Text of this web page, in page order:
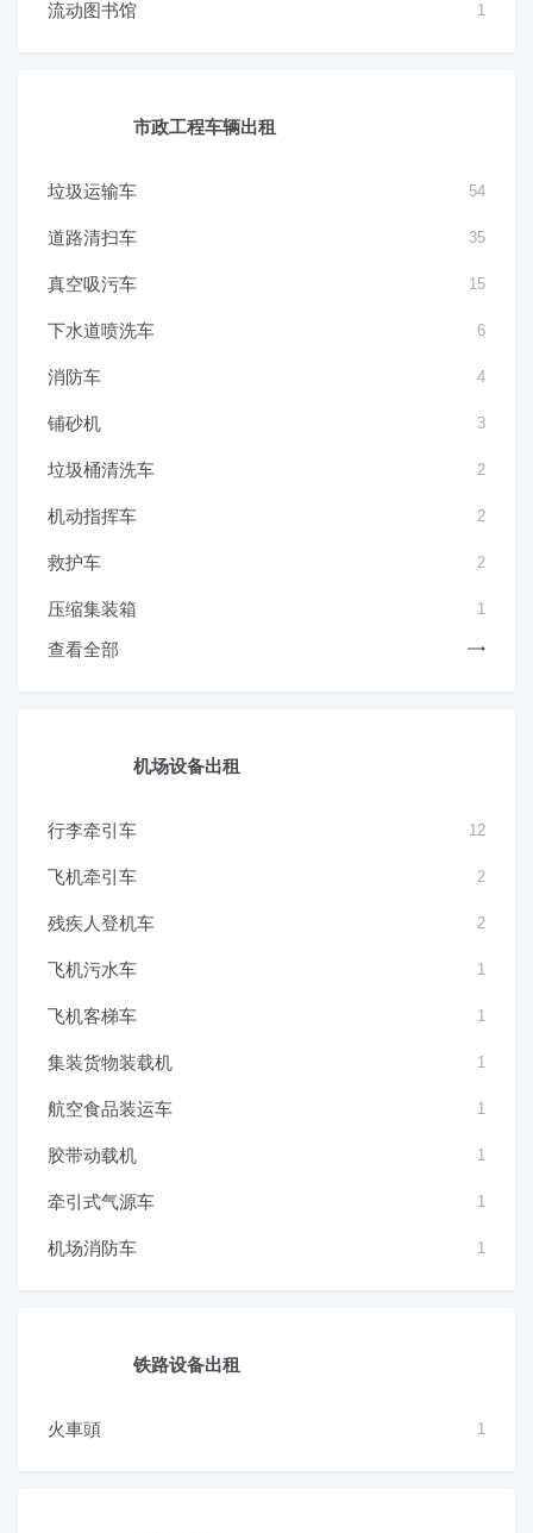
流动图书馆 1
市政工程车辆出租
垃圾运输车 54
道路清扫车 35
真空吸污车 15
下水道喷洗车 6
消防车 4
铺砂机 3
垃圾桶清洗车 2
机动指挥车 2
救护车 2
压缩集装箱 1
查看全部
机场设备出租
行李牵引车 12
飞机牵引车 2
残疾人登机车 2
飞机污水车 1
飞机客梯车 1
集装货物装载机 1
航空食品装运车 1
胶带动载机 1
牵引式气源车 1
机场消防车 1
铁路设备出租
火車頭 1